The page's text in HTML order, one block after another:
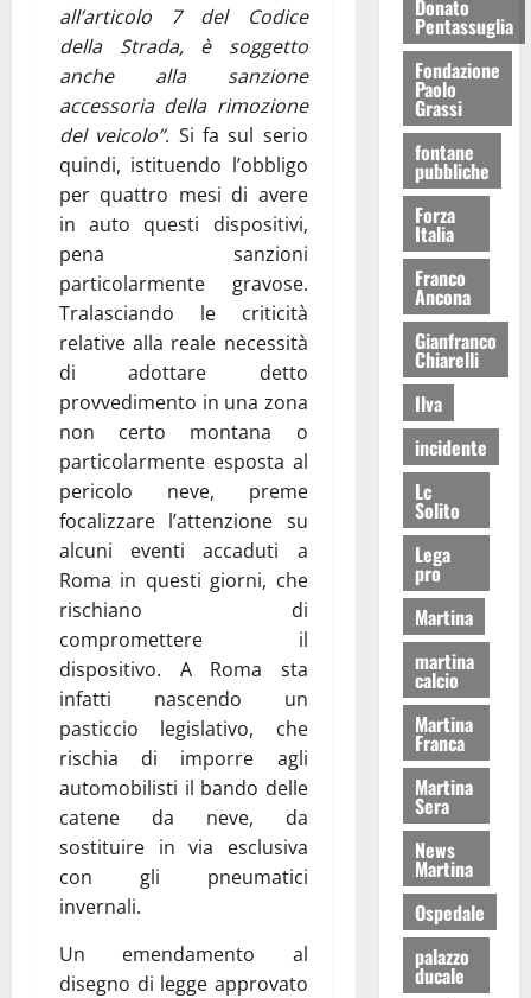
all’articolo 7 del Codice
della Strada, è soggetto
anche alla sanzione
accessoria della rimozione
del veicolo”. Si fa sul serio
quindi, istituendo l’obbligo
per quattro mesi di avere
in auto questi dispositivi,
pena sanzioni
particolarmente gravose.
Tralasciando le criticità
relative alla reale necessità
di adottare detto
provvedimento in una zona
non certo montana o
particolarmente esposta al
pericolo neve, preme
focalizzare l’attenzione su
alcuni eventi accaduti a
Roma in questi giorni, che
rischiano di
compromettere il
dispositivo. A Roma sta
infatti nascendo un
pasticcio legislativo, che
rischia di imporre agli
automobilisti il bando delle
catene da neve, da
sostituire in via esclusiva
con gli pneumatici
invernali.
Un emendamento al
disegno di legge approvato
Donato
Pentassuglia
Fondazione
Paolo
Grassi
fontane
pubbliche
Forza
Italia
Franco
Ancona
Gianfranco
Chiarelli
Ilva
incidente
Lc
Solito
Lega
pro
Martina
martina
calcio
Martina
Franca
Martina
Sera
News
Martina
Ospedale
palazzo
ducale